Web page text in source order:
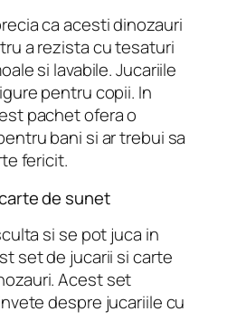
ca acesti dinozauri
a rezista cu tesaturi
si lavabile. Jucariile
pentru copii. In
pachet ofera o
bani si ar trebui sa
fericit.
de sunet
si se pot juca in
set de jucarii si carte
Acest set
despre jucariile cu